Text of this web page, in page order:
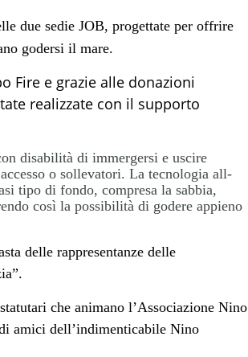
due sedie JOB, progettate per offrire
godersi il mare.
Fire e grazie alle donazioni
realizzate con il supporto
disabilità di immergersi e uscire
o sollevatori. La tecnologia all-
tipo di fondo, compresa la sabbia,
così la possibilità di godere appieno
delle rappresentanze delle
che animano l’Associazione Nino
amici dell’indimenticabile Nino